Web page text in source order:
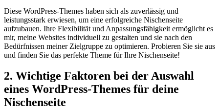
Diese WordPress-Themes ⁢haben sich als ​zuverlässig und
leistungsstark erwiesen, um eine ⁢erfolgreiche Nischenseite
aufzubauen.​ Ihre Flexibilität und Anpassungsfähigkeit ermöglicht⁤ es
mir, meine Websites individuell zu gestalten und sie nach den
Bedürfnissen meiner Zielgruppe zu optimieren. Probieren ‌Sie sie aus⁤
und finden Sie‌ das perfekte Theme​ für Ihre Nischenseite!
2. Wichtige Faktoren bei der Auswahl
eines WordPress-Themes für deine
Nischenseite